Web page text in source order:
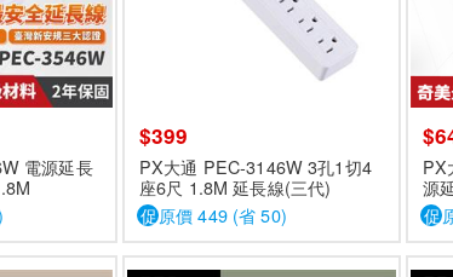
電源延長
$399
PX大通 PEC-3146W 3孔1切4
座6尺 1.8M 延長線(三代)
促原價 449 (省 50)
PX
源
促